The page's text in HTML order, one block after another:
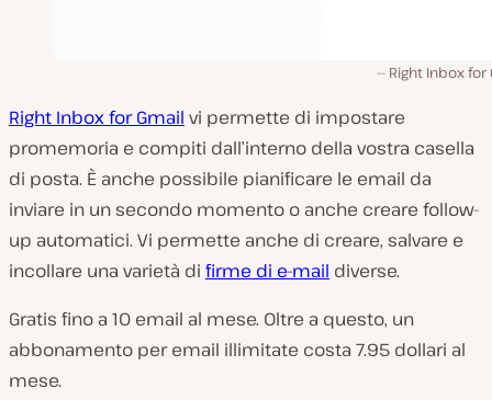
Right Inbox for
Right Inbox for Gmail vi permette di impostare
promemoria e compiti dall’interno della vostra casella
di posta. È anche possibile pianificare le email da
inviare in un secondo momento o anche creare follow-
up automatici. Vi permette anche di creare, salvare e
incollare una varietà di firme di e-mail diverse.
Gratis fino a 10 email al mese. Oltre a questo, un
abbonamento per email illimitate costa 7.95 dollari al
mese.